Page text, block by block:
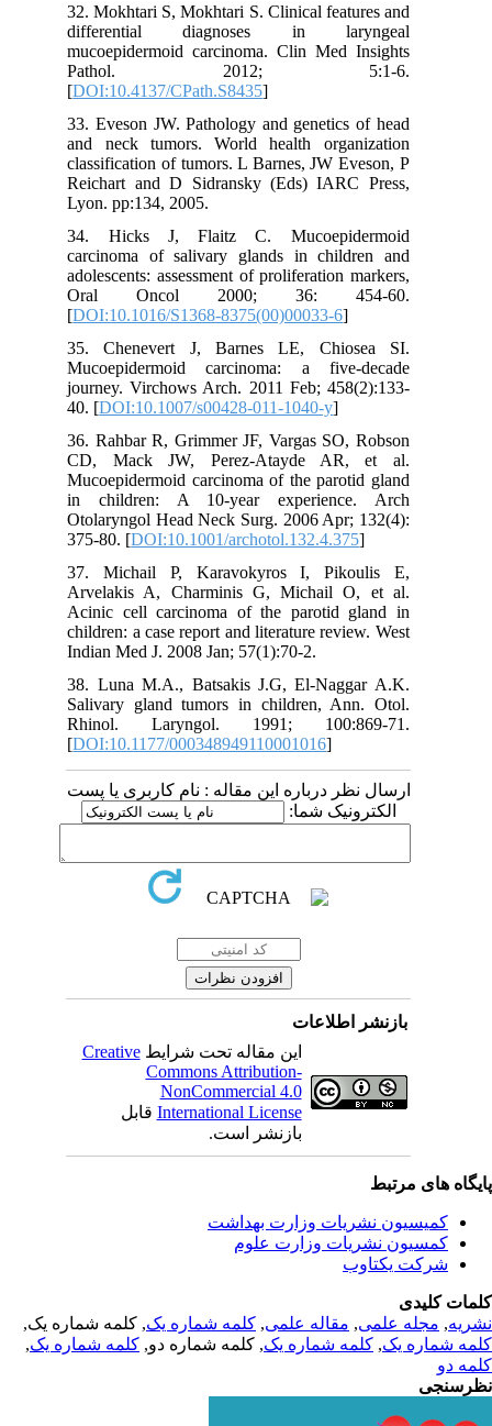
32. Mokhtari S, Mokhtari S. Clinical features and
differential diagnoses in laryngeal
mucoepidermoid carcinoma. Clin Med Insights
Pathol. 2012; 5:1-6.
[DOI:10.4137/CPath.S8435
33. Eveson JW. Pathology and genetics of head
and neck tumors. World health organization
classification of tumors. L Barnes, JW Eveson, P
Reichart and D Sidransky (Eds) IARC Press,
Lyon. pp:134, 2005.
34. Hicks J, Flaitz C. Mucoepidermoid
carcinoma of salivary glands in children and
adolescents: assessment of proliferation markers,
Oral Oncol 2000; 36: 454-60.
[DOI:10.1016/S1368-8375(00)00033-6
35. Chenevert J, Barnes LE, Chiosea SI.
Mucoepidermoid carcinoma: a five-decade
journey. Virchows Arch. 2011 Feb; 458(2):133-
40. [DOI:10.1007/s00428-011-1040-y
36. Rahbar R, Grimmer JF, Vargas SO, Robson
CD, Mack JW, Perez-Atayde AR, et al.
Mucoepidermoid carcinoma of the parotid gland
in children: A 10-year experience. Arch
Otolaryngol Head Neck Surg. 2006 Apr; 132(4):
375-80. [DOI:10.1001/archotol.132.4.375
37. Michail P, Karavokyros I, Pikoulis E,
Arvelakis A, Charminis G, Michail O, et al.
Acinic cell carcinoma of the parotid gland in
children: a case report and literature review. West
Indian Med J. 2008 Jan; 57(1):70-2.
38. Luna M.A., Batsakis J.G, El-Naggar A.K.
Salivary gland tumors in children, Ann. Otol.
Rhinol. Laryngol. 1991; 100:869-71.
[DOI:10.1177/000348949110001016
ارسال نظر درباره این مقاله : نام کاربری یا پست
الکترونیک شما:
بازنشر اطلاعات
این مقاله تحت شرایطCreative
Commons Attribution-
NonCommercial 4.0
International Licenseقابل
بازنشر است.
های مرتبط
کمیسیون نشریات وزارت بهداشت
کمسیون نشریات وزارت علوم
شرکت یکتاوب
کلیدی
,مجله علمی, مقاله علمی, کلمه شماره یک, کلمه شماره یک,
شماره یک,کلمه شماره یک, کلمه شماره دو,کلمه شماره یک,
دو